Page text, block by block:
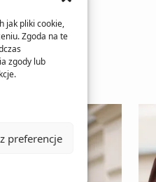
jak pliki cookie,
Zgoda na te
zgody lub
preferencje